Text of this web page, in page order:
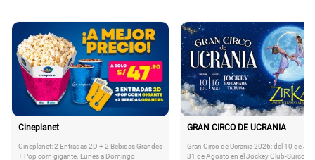
Cineplanet
Cineplanet: 2 Entradas 2D + 2 Bebidas Grandes
+ Pop corn gigante. Lunes a Domingo
GRAN CIRCO DE UCRANIA
Gran Circo de Ucrania 2026: del 10 de
31 de Agosto en el Jockey Club-Surco